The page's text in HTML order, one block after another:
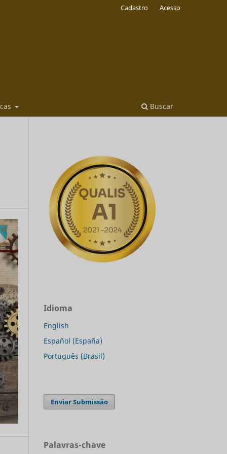
Buscar
Cadastro Acesso
Idioma
English
Español (España)
Português (Brasil)
Enviar Submissão
Palavras-chave